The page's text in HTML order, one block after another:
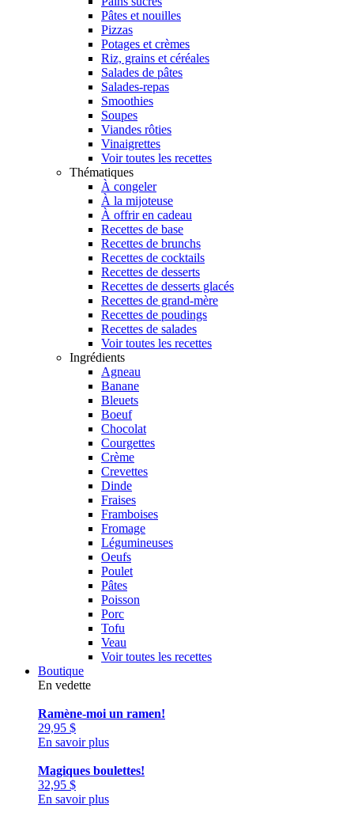
Pâtes et nouilles
Pizzas
Potages et crèmes
Riz, grains et céréales
Salades de pâtes
Salades-repas
Smoothies
Soupes
Viandes rôties
Vinaigrettes
Voir toutes les recettes
Thématiques
À congeler
À la mijoteuse
À offrir en cadeau
Recettes de base
Recettes de brunchs
Recettes de cocktails
Recettes de desserts
Recettes de desserts glacés
Recettes de grand-mère
Recettes de poudings
Recettes de salades
Voir toutes les recettes
Ingrédients
Agneau
Banane
Bleuets
Boeuf
Chocolat
Courgettes
Crème
Crevettes
Dinde
Fraises
Framboises
Fromage
Légumineuses
Oeufs
Poulet
Pâtes
Poisson
Porc
Tofu
Veau
Voir toutes les recettes
Boutique
En vedette
Ramène-moi un ramen!
29,95 $
En savoir plus
Magiques boulettes!
32,95 $
En savoir plus